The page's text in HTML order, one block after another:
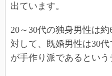
出ています。
20～30代の独身男性は
対して、既婚男性は30
が手作り派であるという